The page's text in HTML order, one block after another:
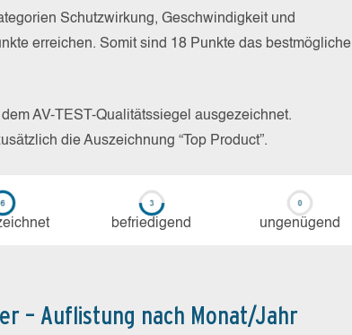
Schutzwirkung, Geschwindigkeit und
erreichen. Somit sind 18 Punkte das bestmögliche
AV-TEST-Qualitätssiegel ausgezeichnet.
die Auszeichnung “Top Product”.
be­frie­di­gend un­ge­nü­gend
– Auflistung nach Monat/Jahr